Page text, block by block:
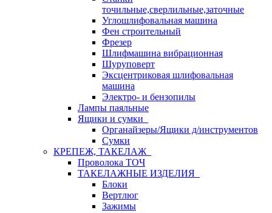
точильные,сверлильные,заточные
Углошлифовальная машина
Фен строительный
Фрезер
Шлифмашина вибрационная
Шуруповерт
Эксцентриковая шлифовальная
машина
Электро- и бензопилы
Лампы паяльные
Ящики и сумки
Органайзеры/Ящики д/инструментов
Сумки
КРЕПЕЖ, ТАКЕЛАЖ
Проволока ТОЧ
ТАКЕЛАЖНЫЕ ИЗДЕЛИЯ
Блоки
Вертлюг
Зажимы